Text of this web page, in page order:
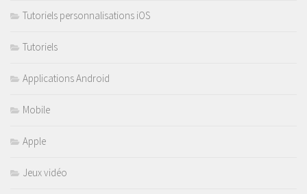
Tutoriels personnalisations iOS
Tutoriels
Applications Android
Mobile
Apple
Jeux vidéo